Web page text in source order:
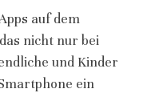
auf dem
nicht nur bei
und Kinder
ein